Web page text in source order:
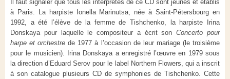
Il faut signaler que tous les interprètes de ce CD sont jeunes et établis
à Paris. La harpiste Ionella Marinutsa, née à Saint-Pétersbourg en
1992, a été l’élève de la femme de Tishchenko, la harpiste Irina
Donskaya pour laquelle le compositeur a écrit sonConcerto pour
harpe et orchestre de 1977 à l’occasion de leur mariage (le troisième
pour le musicien). Irina Donskaya a enregistré l’œuvre en 1979 sous
la direction d’Eduard Serov pour le label Northern Flowers, qui a inscrit
à son catalogue plusieurs CD de symphonies de Tishchenko. Cette